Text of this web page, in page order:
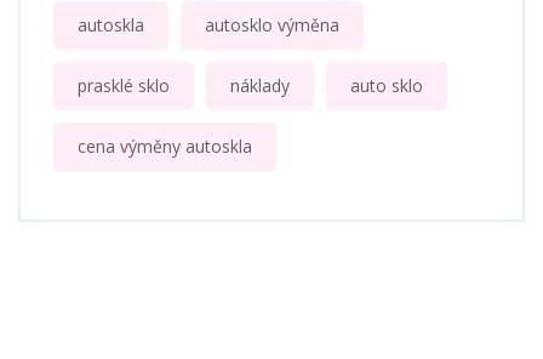
autoskla autosklo výměna
prasklé sklo náklady auto sklo
cena výměny autoskla